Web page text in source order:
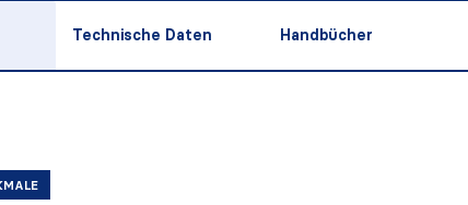
Technische Daten Handbücher